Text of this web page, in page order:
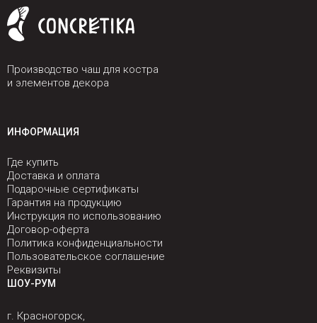
Производство чаш для костра
и элементов декора
ИНФОРМАЦИЯ
Где купить
Доставка и оплата
Подарочные сертификаты
Гарантия на продукцию
Инструкция по использованию
Договор-оферта
Политика конфиденциальности
Пользовательское соглашение
Реквизиты
ШОУ-РУМ
г. Красногорск,